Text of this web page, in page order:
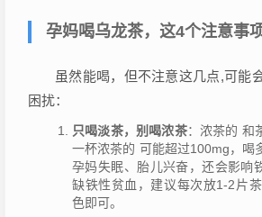
孕妈喝乌龙茶，这4个注意事
虽然能喝，但不注意这几点,可能
困扰：
只喝淡茶，别喝浓茶：浓茶的 和
一杯浓茶的 可能超过100mg，喝
孕妈失眠、胎儿兴奋，还会影响
缺铁性贫血，建议每次放1-2片
色即可。